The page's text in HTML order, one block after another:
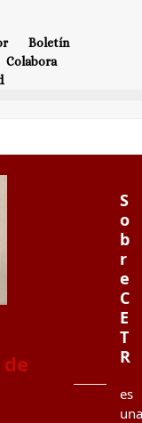
Boletín
Colabora
S
o
b
r
e
C
E
T
R
es
una